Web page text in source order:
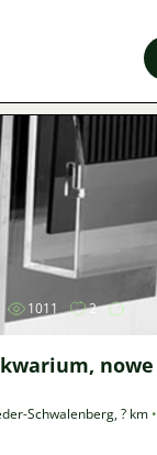
Zdjęcie
1011 2
Schwalenberg,? km •